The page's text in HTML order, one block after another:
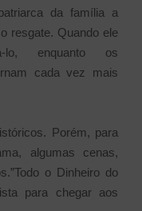
da família a
resgate. Quando ele
lo, enquanto os
cada vez mais
Porém, para
algumas cenas,
o Dinheiro do
para chegar aos